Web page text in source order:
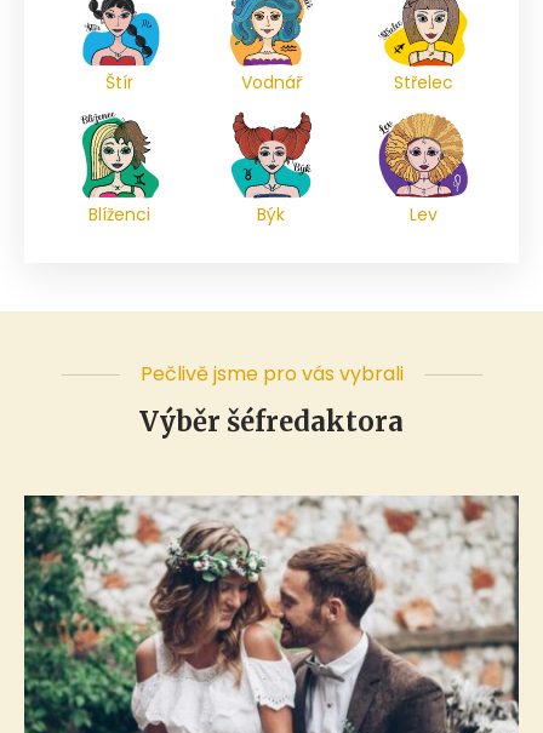
Štír Vodnář Střelec
Blíženci Býk Lev
Pečlivě jsme pro vás vybrali
Výběr šéfredaktora